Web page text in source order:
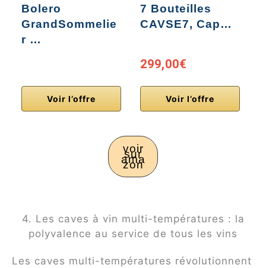
Bolero
GrandSommelie
r …
Voir l’offre
7 Bouteilles
CAVSE7, Cap…
299,00€
Voir l’offre
voir
sur
ama
zon
4. Les caves à vin multi-températures : la
polyvalence au service de tous les vins
Les caves multi-températures révolutionnent